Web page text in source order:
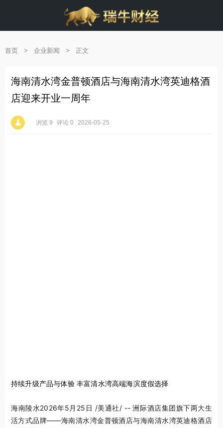
首页 > 企业新闻 > 正文
海南清水湾金普顿酒店与海南清水湾英迪格酒
店迎来开业一周年
浏览 9 评论 0 2026-05-25
持续升级产品与体验 丰富清水湾高端海滨度假选择
海南陵水2026年5月25日 /美通社/ -- 洲际酒店集团旗下两大生
活方式品牌——海南清水湾金普顿酒店与海南清水湾英迪格酒店